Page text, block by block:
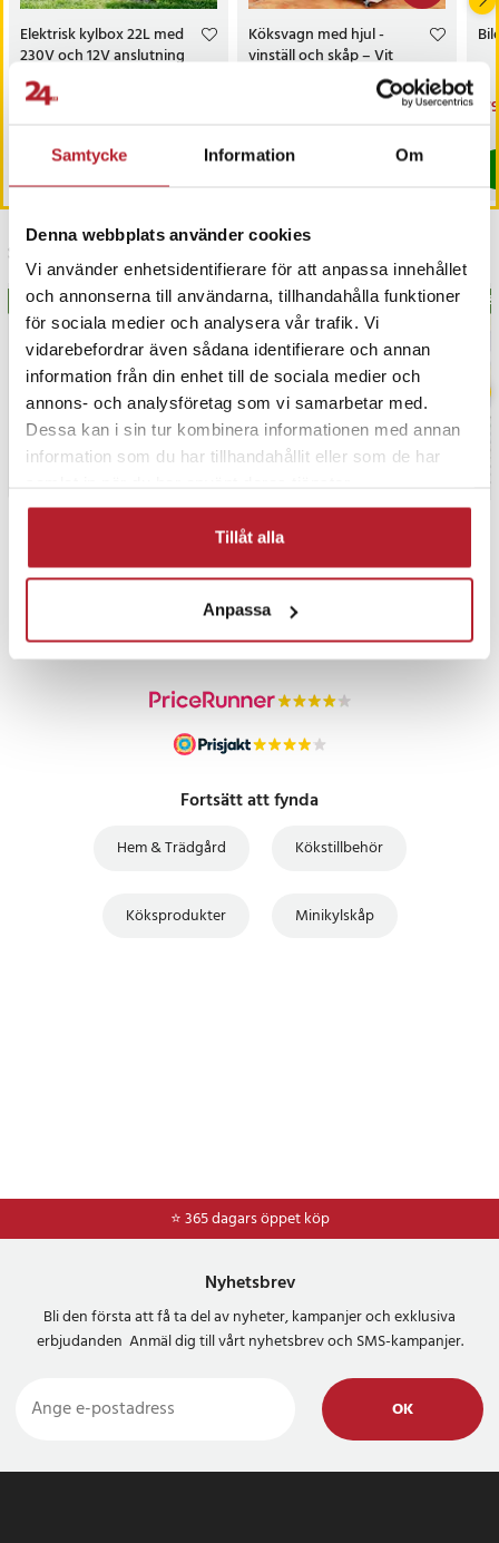
Samtycke Information Om
Denna webbplats använder cookies
Vi använder enhetsidentifierare för att anpassa innehållet
och annonserna till användarna, tillhandahålla funktioner
för sociala medier och analysera vår trafik. Vi
vidarebefordrar även sådana identifierare och annan
information från din enhet till de sociala medier och
annons- och analysföretag som vi samarbetar med.
Dessa kan i sin tur kombinera informationen med annan
information som du har tillhandahållit eller som de har
Tillåt alla
Anpassa
Elektrisk kylbox 22L med
230V och 12V anslutning
Pris:739 kr
739 kr
Köp
Köksvagn med hjul -
vinställ och skåp – Vit
Senast besökta
BÄSTSÄLJARE
PRISGARANTI
UTFÖRSÄLJNING
Fortsätt att fynda
Hem & Trädgård Kökstillbehör
Köksprodukter Minikylskåp
⭐ 365 dagars öppet köp
⭐Frakt 49kr *
Nyhetsbrev
Bli den första att få ta del av nyheter, kampanjer och exklusiva
erbjudanden Anmäl dig till vårt nyhetsbrev och SMS-kampanjer.
OK